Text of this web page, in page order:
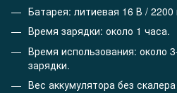
Батарея: литиевая 16 В /
Время зарядки: около 1 часа.
Время использования: около
зарядки.
Вес аккумулятора без